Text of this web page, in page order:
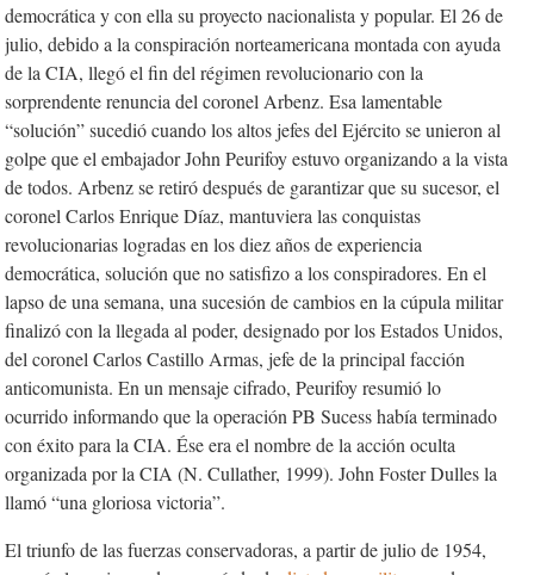
democrática y con ella su proyecto nacionalista y popular. El 26 de
julio, debido a la conspiración norteamericana montada con ayuda
de la CIA, llegó el fin del régimen revolucionario con la
sorprendente renuncia del coronel Arbenz. Esa lamentable
“solución” sucedió cuando los altos jefes del Ejército se unieron al
golpe que el embajador John Peurifoy estuvo organizando a la vista
de todos. Arbenz se retiró después de garantizar que su sucesor, el
coronel Carlos Enrique Díaz, mantuviera las conquistas
revolucionarias logradas en los diez años de experiencia
democrática, solución que no satisfizo a los conspiradores. En el
lapso de una semana, una sucesión de cambios en la cúpula militar
finalizó con la llegada al poder, designado por los Estados Unidos,
del coronel Carlos Castillo Armas, jefe de la principal facción
anticomunista. En un mensaje cifrado, Peurifoy resumió lo
ocurrido informando que la operación PB Sucess había terminado
con éxito para la CIA. Ése era el nombre de la acción oculta
organizada por la CIA (N. Cullather, 1999). John Foster Dulles la
llamó “una gloriosa victoria”.
El triunfo de las fuerzas conservadoras, a partir de julio de 1954,